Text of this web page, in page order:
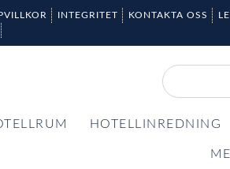
INTEGRITET KONTAKTA OSS
HOTELLINREDNING